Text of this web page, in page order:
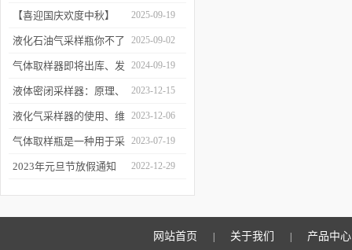
器原理与使用
器项目顺利交付
【喜迎国庆欢度中秋】
2025年国庆中秋放假通知
2025-09-19
液化石油气采样瓶你不了
解的知识！
2025-09-02
气体取样器即将出库、发
货！
2024-09-19
液体密闭采样器：原理、
应用和优势
2023-12-15
液化气采样器的使用、维
护与优化
2023-12-06
气体取样瓶是一种用于采
集、贮存和分析气体样品
2023-07-19
2023年元旦节放假通知 2022-12-29
网站首页 关于我们 产品中心